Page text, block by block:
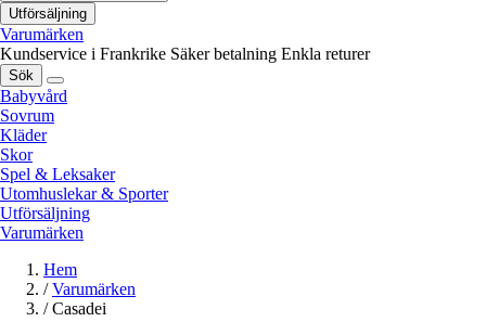
Utförsäljning
Varumärken
Kundservice i Frankrike Säker betalning Enkla returer
Sök
Babyvård
Sovrum
Kläder
Skor
Spel & Leksaker
Utomhuslekar & Sporter
Utförsäljning
Varumärken
Hem
/ Varumärken
/ Casadei